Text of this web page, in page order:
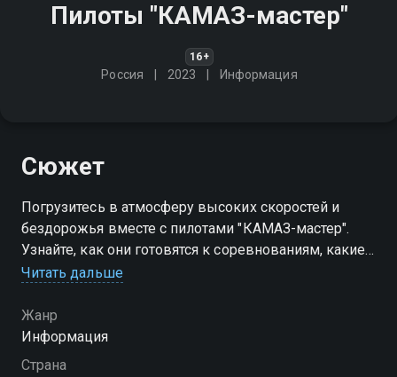
Пилоты "КАМАЗ-мастер"
16+
Россия 2023 Информация
Сюжет
Погрузитесь в атмосферу высоких скоростей и
бездорожья вместе с пилотами "КАМАЗ-мастер".
Узнайте, как они готовятся к соревнованиям, какие
техники вождения используют, как справляются с
Читать дальше
Жанр
Информация
Страна